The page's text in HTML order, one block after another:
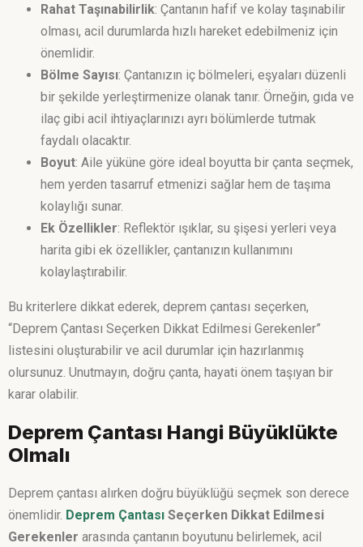
Rahat Taşınabilirlik: Çantanın hafif ve kolay taşınabilir
olması, acil durumlarda hızlı hareket edebilmeniz için
önemlidir.
Bölme Sayısı: Çantanızın iç bölmeleri, eşyaları düzenli
bir şekilde yerleştirmenize olanak tanır. Örneğin, gıda ve
ilaç gibi acil ihtiyaçlarınızı ayrı bölümlerde tutmak
faydalı olacaktır.
Boyut: Aile yüküne göre ideal boyutta bir çanta seçmek,
hem yerden tasarruf etmenizi sağlar hem de taşıma
kolaylığı sunar.
Ek Özellikler: Reflektör ışıklar, su şişesi yerleri veya
harita gibi ek özellikler, çantanızın kullanımını
kolaylaştırabilir.
Bu kriterlere dikkat ederek, deprem çantası seçerken,
“Deprem Çantası Seçerken Dikkat Edilmesi Gerekenler”
listesini oluşturabilir ve acil durumlar için hazırlanmış
olursunuz. Unutmayın, doğru çanta, hayati önem taşıyan bir
karar olabilir.
Deprem Çantası Hangi Büyüklükte
Olmalı
Deprem çantası alırken doğru büyüklüğü seçmek son derece
önemlidir. Deprem Çantası Seçerken Dikkat Edilmesi
Gerekenler arasında çantanın boyutunu belirlemek, acil